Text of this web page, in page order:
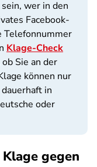
wer in den
Facebook-
Telefonnummer
Klage-Check
Sie an der
können nur
in
oder
gegen